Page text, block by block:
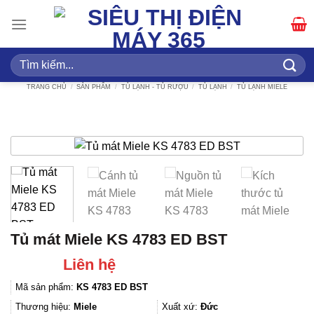
qua
dung
Tìm
kiếm:
TRANG CHỦ / SẢN PHẨM / TỦ LẠNH - TỦ RƯỢU / TỦ LẠNH / TỦ LẠNH MIELE
Tủ mát Miele KS 4783 ED BST
Liên hệ
Mã sản phẩm: KS 4783 ED BST
Thương hiệu: Miele Xuất xứ: Đức